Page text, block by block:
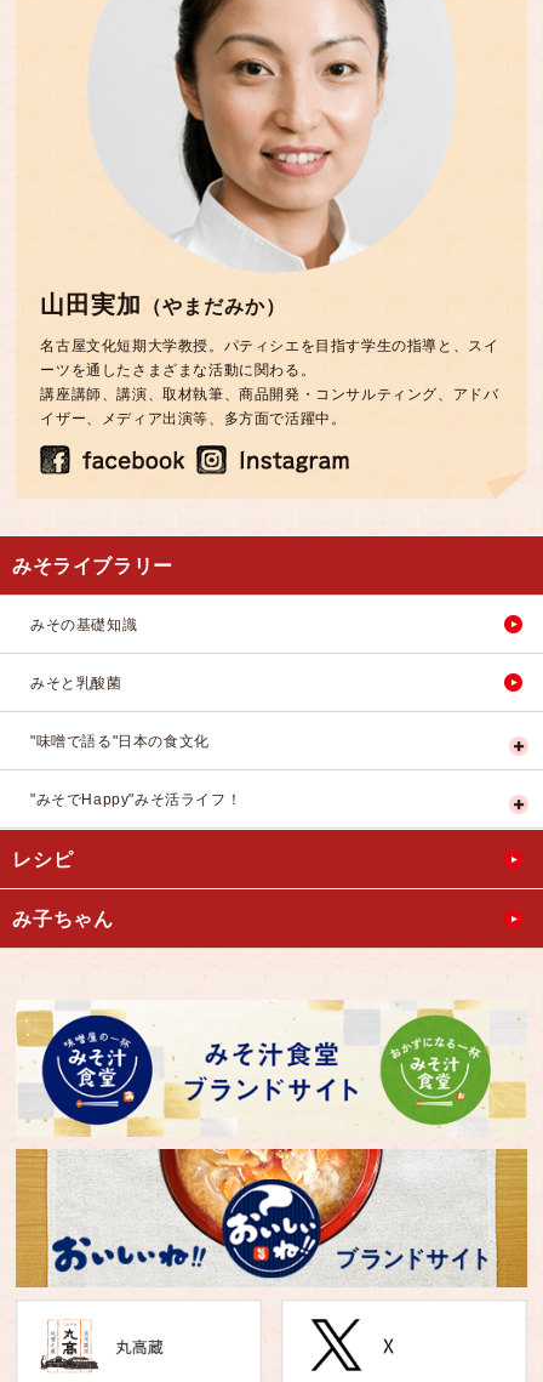
山田実加 （やまだみか）
名古屋文化短期大学教授。パティシエを目指す学生の指導と、スイ
ーツを通したさまざまな活動に関わる。
講座講師、講演、取材執筆、商品開発・コンサルティング、アドバ
イザー、メディア出演等、多方面で活躍中。
みそライブラリー
みその基礎知識
みそと乳酸菌
"味噌で語る"日本の食文化
"みそでHappy"みそ活ライフ！
レシピ
み子ちゃん